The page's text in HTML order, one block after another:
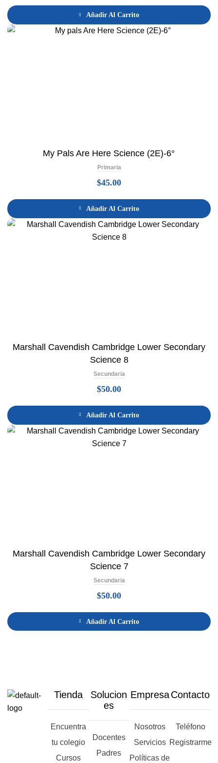
Añadir Al Carrito
My Pals Are Here Science (2E)-6°
Primaria
$45.00
Añadir Al Carrito
Marshall Cavendish Cambridge Lower Secondary
Science 8
Secundaria
$50.00
Añadir Al Carrito
Marshall Cavendish Cambridge Lower Secondary
Science 7
Secundaria
$50.00
Añadir Al Carrito
Tienda
Encuentra
tu colegio
Cursos
Solucion
es
Docentes
Padres
Empresa
Nosotros
Servicios
Políticas de
Contacto
Teléfono
Registrarme